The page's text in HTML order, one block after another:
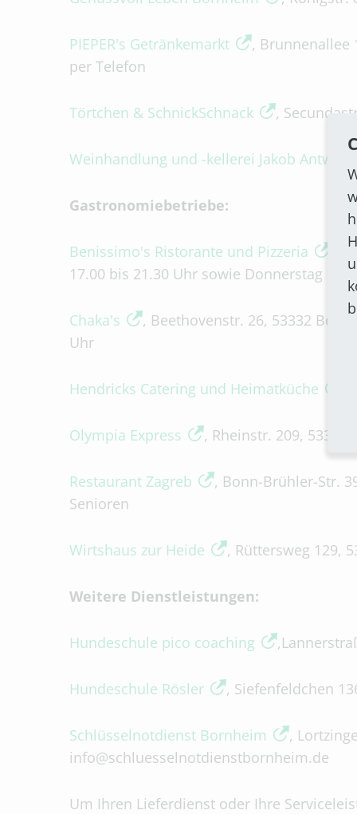
PIEPER's Getränkemarkt
, Brunnenallee
per Telefon
Törtchen & SchnickSchnack ,
Weinhandlung und -kellerei Jakob
Gastronomiebetriebe:
Benissimo's Ristorante und Pizzeria
,
17.00 bis 21.30 Uhr sowie Donnerstag
Chaka's
, Beethovenstr. 26, 53332
Uhr
Hendricks Catering und Heimatküche
Olympia Express , Rheinstr. 209,
Restaurant Zagreb
, Bonn-Brühler-Str.
Senioren
Wirtshaus zur Heide , Rüttersweg 129,
Weitere Dienstleistungen:
Hundeschule pico coaching ,
Hundeschule Rösler , Siefenfeldchen
Schlüsselnotdienst Bornheim
,
info@schluesselnotdienstbornheim.de
Um Ihren Lieferdienst oder Ihre